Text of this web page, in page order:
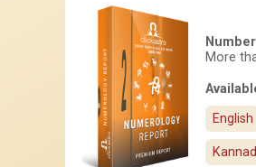
More
English